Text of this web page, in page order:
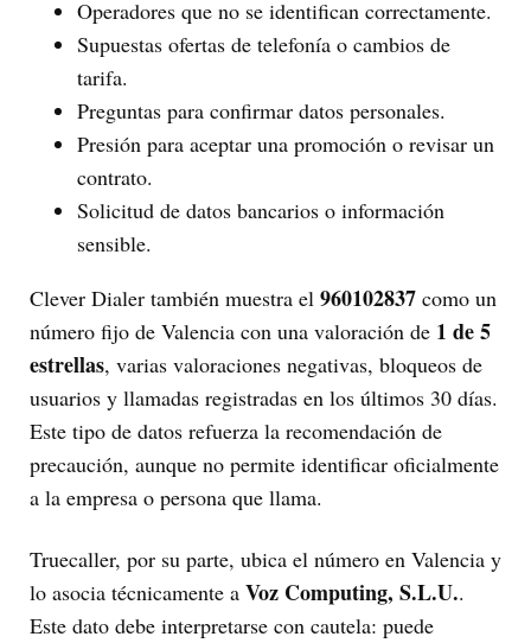
Operadores que no se identifican correctamente.
Supuestas ofertas de telefonía o cambios de
tarifa.
Preguntas para confirmar datos personales.
Presión para aceptar una promoción o revisar un
contrato.
Solicitud de datos bancarios o información
sensible.
Clever Dialer también muestra el 960102837 como un
número fijo de Valencia con una valoración de 1 de 5
estrellas, varias valoraciones negativas, bloqueos de
usuarios y llamadas registradas en los últimos 30 días.
Este tipo de datos refuerza la recomendación de
precaución, aunque no permite identificar oficialmente
a la empresa o persona que llama.
Truecaller, por su parte, ubica el número en Valencia y
lo asocia técnicamente a Voz Computing, S.L.U..
Este dato debe interpretarse con cautela: puede